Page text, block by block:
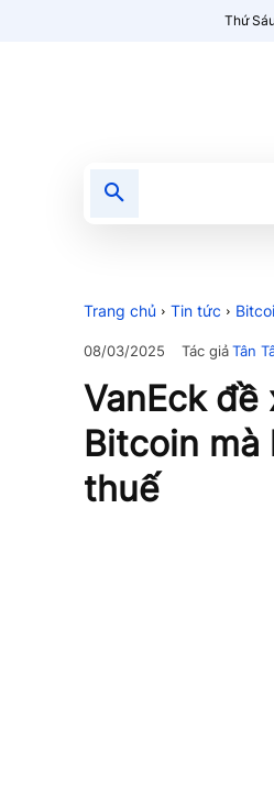
Thứ
Trang chủ Tin tức
08/03/2025 Tác giảTân
VanEck đề
Bitcoin
thuế